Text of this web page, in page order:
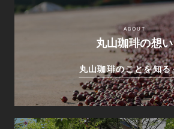
ABOUT
丸山珈琲の想い
丸山珈琲のことを知る